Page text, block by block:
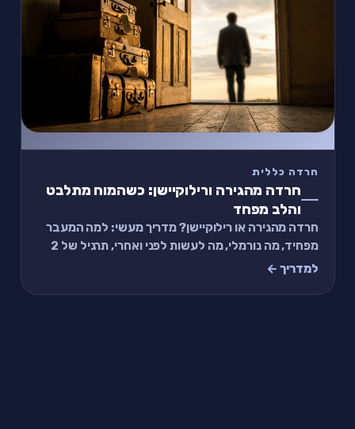
חרדה כללית
חרדה מהגירה ורילוקיישן: כשהמוח מתלבט
והלב מפחד
חרדה מהגירה או רילוקיישן? מדריך מעשי: למה המעבר
מפחיד, מה נורמלי, מה לעשות לפני ואחרי, תרגיל של 2
דקות, ושאלות נפוצות.
למדריך ←